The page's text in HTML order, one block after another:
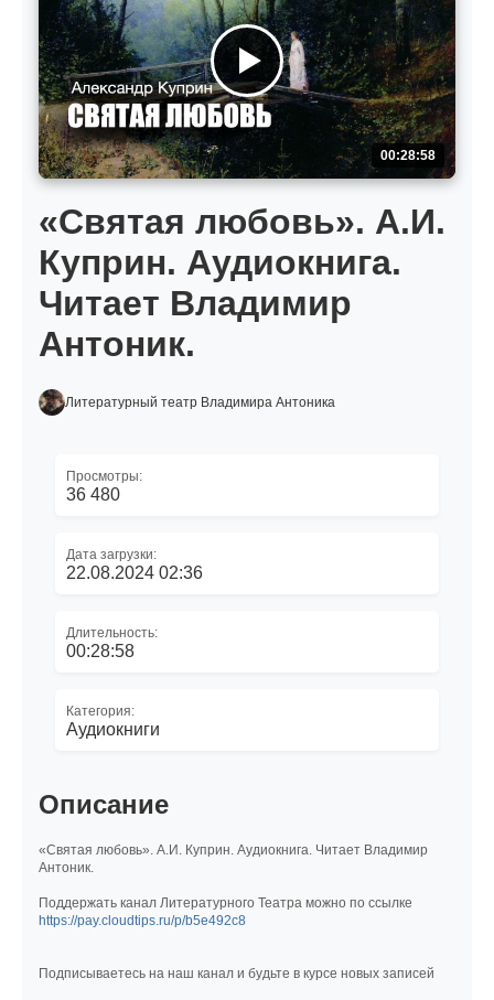
00:28:58
«Святая любовь». А.И.
Куприн. Аудиокнига.
Читает Владимир
Антоник.
Литературный театр Владимира Антоника
Просмотры:
36 480
Дата загрузки:
22.08.2024 02:36
Длительность:
00:28:58
Категория:
Аудиокниги
Описание
«Святая любовь». А.И. Куприн. Аудиокнига. Читает Владимир
Антоник.
Поддержать канал Литературного Театра можно по ссылке
https://pay.cloudtips.ru/p/b5e492c8
Подписываетесь на наш канал и будьте в курсе новых записей